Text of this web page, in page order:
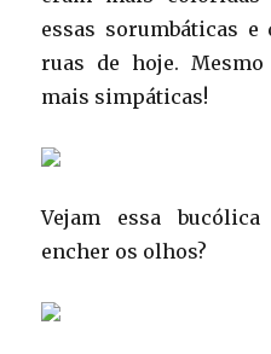
essas sorumbáticas e
ruas de hoje.
mais simpáticas!
Vejam essa
encher os olhos?